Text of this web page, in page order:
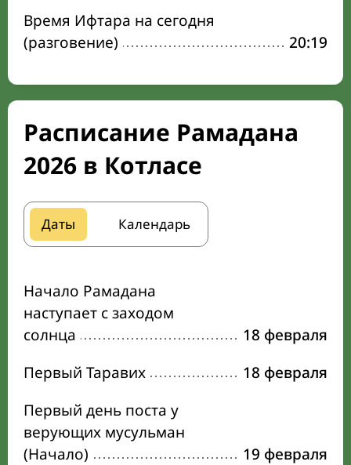
Время Ифтара на сегодня
(разговение)
20:19
Расписание Рамадана
2026 в Котласе
Даты Календарь
Начало Рамадана
наступает с заходом
солнца
18 февраля
Первый Таравих
18 февраля
Первый день поста у
верующих мусульман
(Начало)
19 февраля